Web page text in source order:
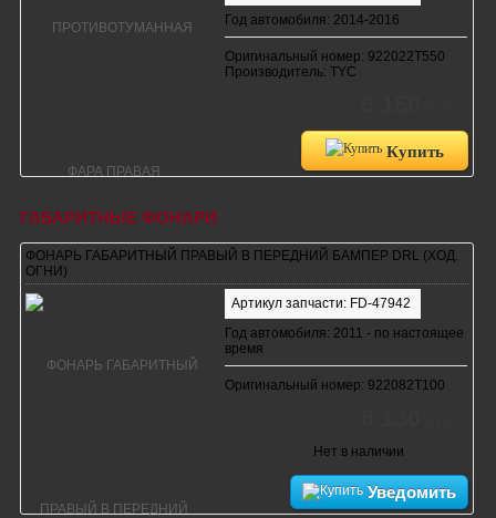
Год автомобиля: 2014-2016
Оригинальный номер: 922022T550
Производитель: TYC
Купить
ГАБАРИТНЫЕ ФОНАРИ
ФОНАРЬ ГАБАРИТНЫЙ ПРАВЫЙ В ПЕРЕДНИЙ БАМПЕР DRL (ХОД.
ОГНИ)
Артикул запчасти: FD-47942
Год автомобиля: 2011 - по настоящее
время
Оригинальный номер: 922082T100
Нет в наличии
Уведомить